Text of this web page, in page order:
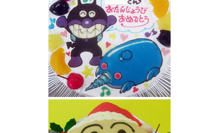
バイキンマンともぐりんイラストケーキ